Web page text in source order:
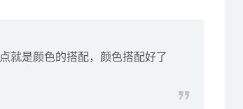
就是颜色的搭配，颜色搭配好了
色曝光 2021-06-02